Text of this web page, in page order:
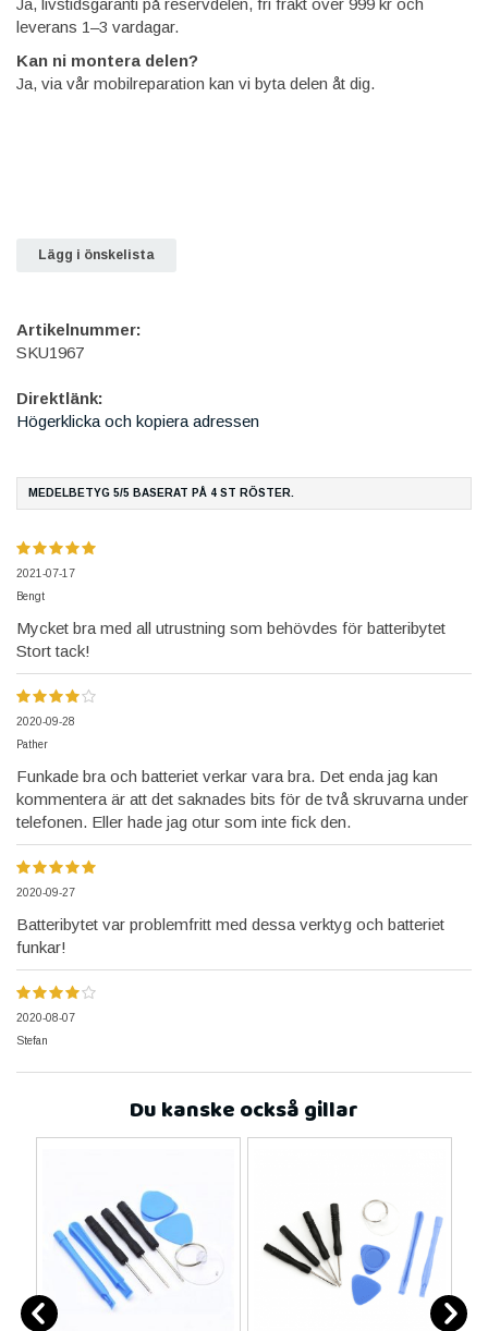
leverans 1–3 vardagar.
Kan ni montera delen?
Ja, via vår mobilreparation kan vi byta delen åt dig.
Lägg i önskelista
Artikelnummer:
SKU1967
Direktlänk:
Högerklicka och kopiera adressen
MEDELBETYG 5/5 BASERAT PÅ 4 ST RÖSTER.
2021-07-17
Bengt
Mycket bra med all utrustning som behövdes för batteribytet
Stort tack!
2020-09-28
Pather
Funkade bra och batteriet verkar vara bra. Det enda jag kan
kommentera är att det saknades bits för de två skruvarna under
telefonen. Eller hade jag otur som inte fick den.
2020-09-27
Batteribytet var problemfritt med dessa verktyg och batteriet
funkar!
2020-08-07
Stefan
Du kanske också gillar